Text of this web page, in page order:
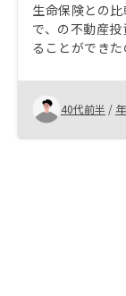
生命保険との
で、の不動産
ることができ
の投資商品と
る程度、想定
産投資の良い
40代前半 /